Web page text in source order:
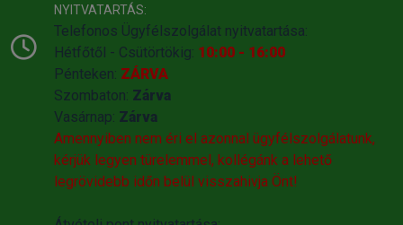
NYITVATARTÁS:
Telefonos Ügyfélszolgálat nyitvatartása:
Hétfőtől - Csütörtökig: 10:00 - 16:00
Pénteken: ZÁRVA
Szombaton: Zárva
Vasárnap: Zárva
Amennyiben nem éri el azonnal ügyfélszolgálatunk,
kérjük legyen türelemmel, kollégánk a lehető
legrövidebb időn belül visszahivja Önt!